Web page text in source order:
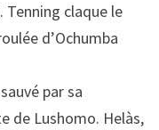
Tenning claque le
d’Ochumba
par sa
de Lushomo. Helàs,